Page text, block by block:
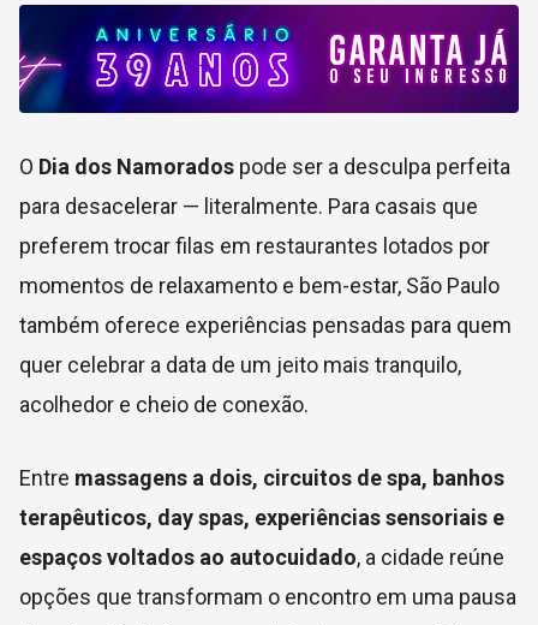
O Dia dos Namorados pode ser a desculpa perfeita
para desacelerar — literalmente. Para casais que
preferem trocar filas em restaurantes lotados por
momentos de relaxamento e bem-estar, São Paulo
também oferece experiências pensadas para quem
quer celebrar a data de um jeito mais tranquilo,
acolhedor e cheio de conexão.
Entre massagens a dois, circuitos de spa, banhos
terapêuticos, day spas, experiências sensoriais e
espaços voltados ao autocuidado, a cidade reúne
opções que transformam o encontro em uma pausa